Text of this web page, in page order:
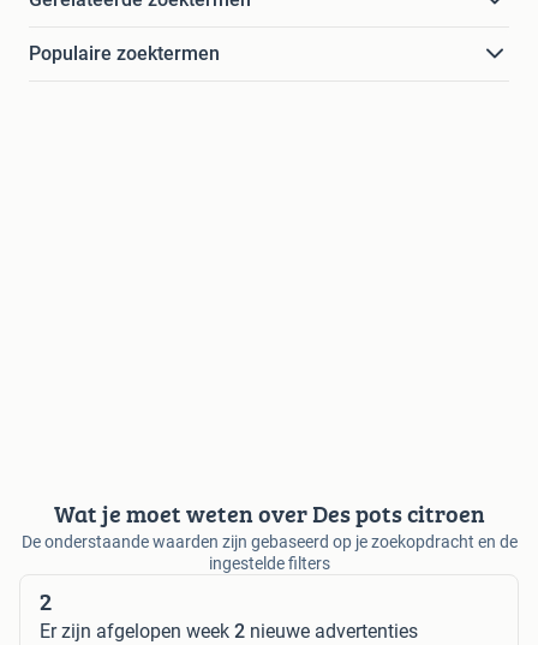
Populaire zoektermen
Wat je moet weten over Des pots citroen
De onderstaande waarden zijn gebaseerd op je zoekopdracht en de
ingestelde filters
2
Er zijn afgelopen week 2 nieuwe advertenties